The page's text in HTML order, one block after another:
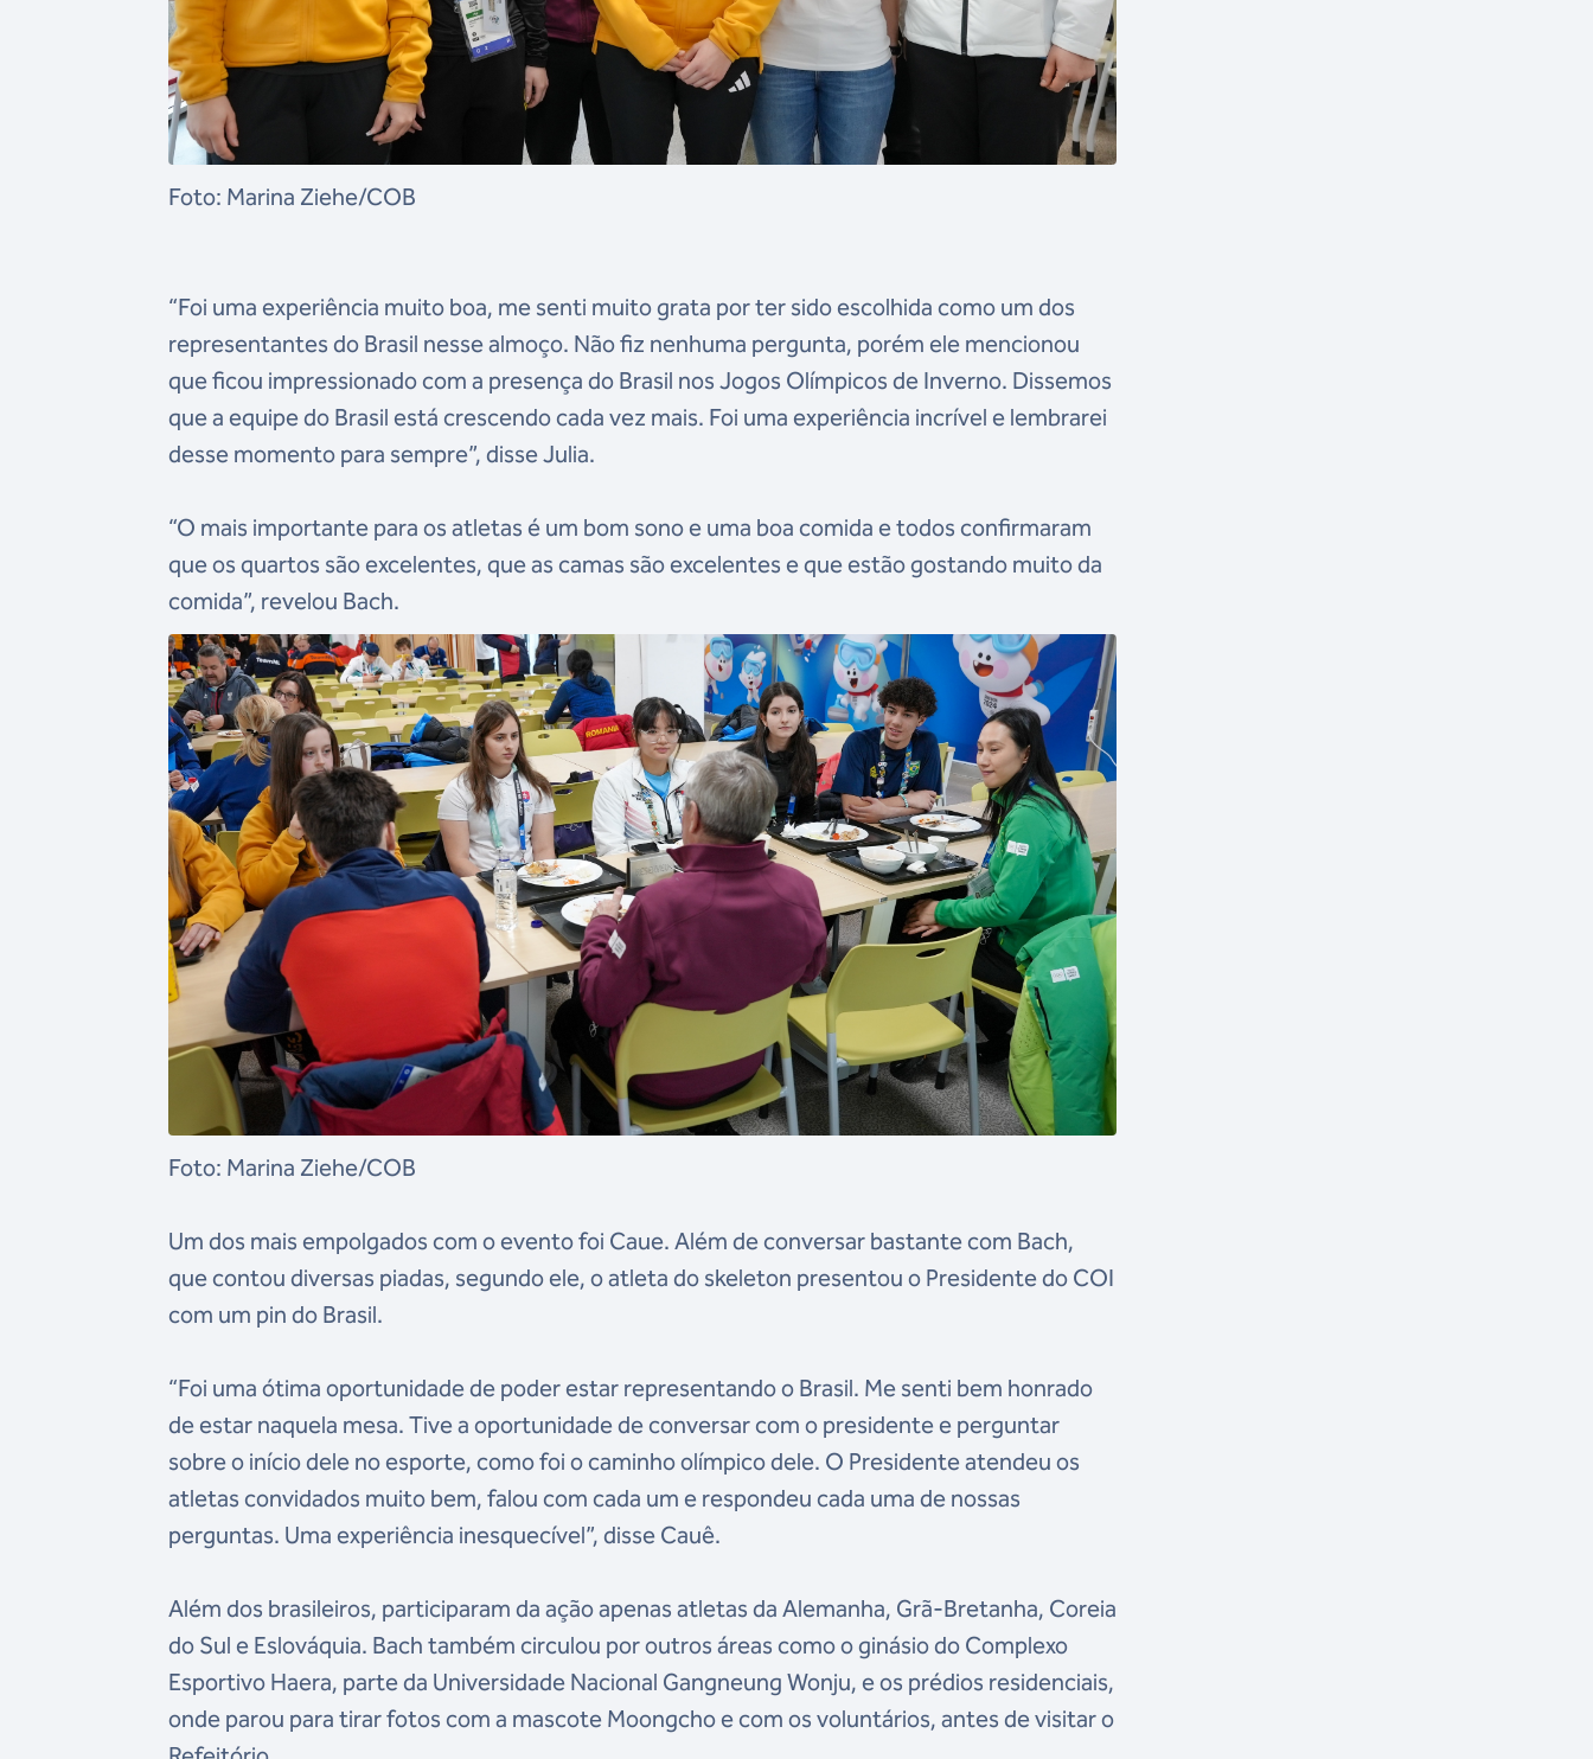
Foto: Marina Ziehe/COB
“Foi uma experiência muito boa, me senti muito grata por ter sido escolhida como um dos
representantes do Brasil nesse almoço. Não fiz nenhuma pergunta, porém ele mencionou
que ficou impressionado com a presença do Brasil nos Jogos Olímpicos de Inverno. Dissemos
que a equipe do Brasil está crescendo cada vez mais. Foi uma experiência incrível e lembrarei
desse momento para sempre”, disse Julia.
“O mais importante para os atletas é um bom sono e uma boa comida e todos confirmaram
que os quartos são excelentes, que as camas são excelentes e que estão gostando muito da
comida”, revelou Bach.
Foto: Marina Ziehe/COB
Um dos mais empolgados com o evento foi Caue. Além de conversar bastante com Bach,
que contou diversas piadas, segundo ele, o atleta do skeleton presentou o Presidente do COI
com um pin do Brasil.
“Foi uma ótima oportunidade de poder estar representando o Brasil. Me senti bem honrado
de estar naquela mesa. Tive a oportunidade de conversar com o presidente e perguntar
sobre o início dele no esporte, como foi o caminho olímpico dele. O Presidente atendeu os
atletas convidados muito bem, falou com cada um e respondeu cada uma de nossas
perguntas. Uma experiência inesquecível”, disse Cauê.
Além dos brasileiros, participaram da ação apenas atletas da Alemanha, Grã-Bretanha, Coreia
do Sul e Eslováquia. Bach também circulou por outros áreas como o ginásio do Complexo
Esportivo Haera, parte da Universidade Nacional Gangneung Wonju, e os prédios residenciais,
onde parou para tirar fotos com a mascote Moongcho e com os voluntários, antes de visitar o